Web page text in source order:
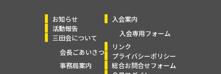
お知らせ
活動報告
三田会について
会長ごあいさつ
事務局案内
入会案内
入会専用フォーム
リンク
プライバシーポリシー
総合お問合せフォーム